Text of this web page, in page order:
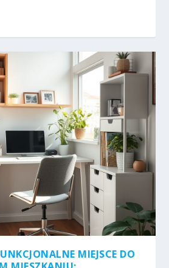
MIEJSCE DO